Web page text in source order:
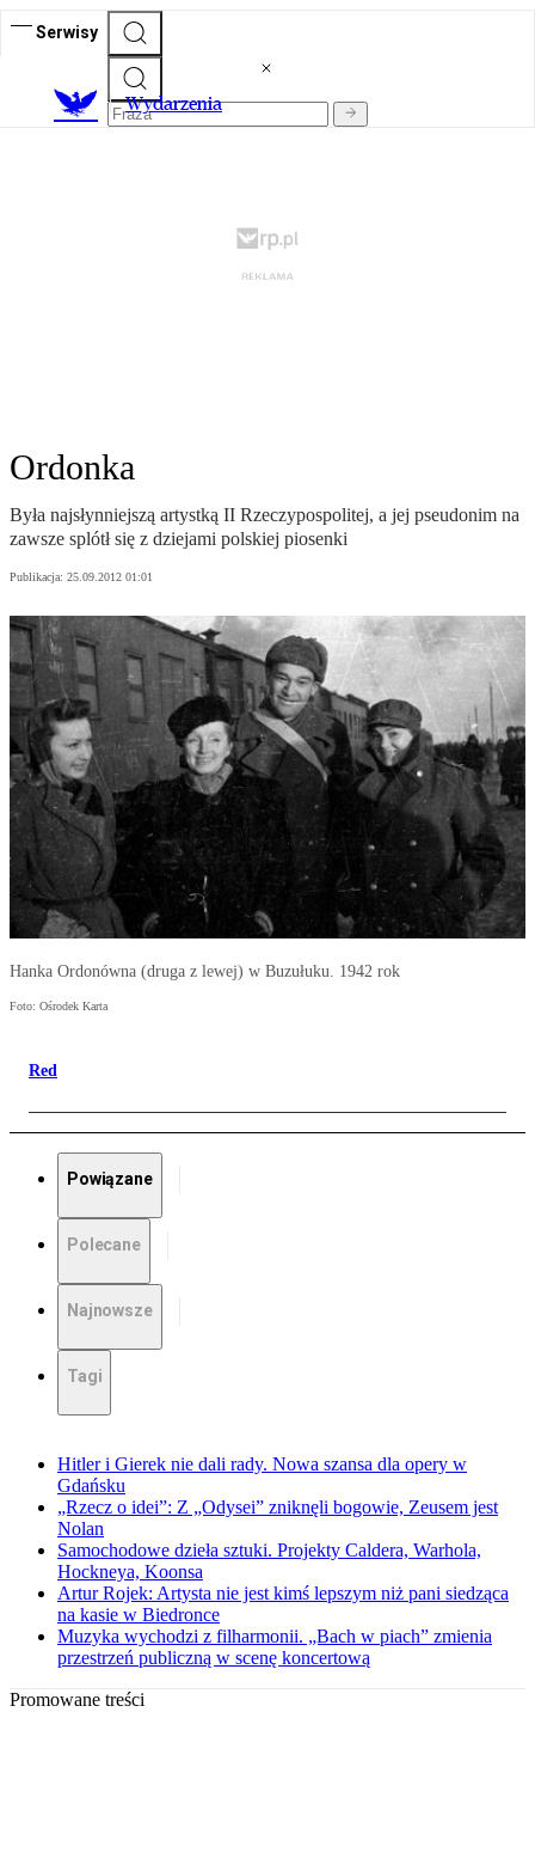
Serwisy
Wydarzenia
Ordonka
Była najsłynniejszą artystką II Rzeczypospolitej, a jej pseudonim na
zawsze splótł się z dziejami polskiej piosenki
Publikacja: 25.09.2012 01:01
Hanka Ordonówna (druga z lewej) w Buzułuku. 1942 rok
Foto: Ośrodek Karta
Red
Powiązane
Polecane
Najnowsze
Tagi
Hitler i Gierek nie dali rady. Nowa szansa dla opery w
Gdańsku
„Rzecz o idei”: Z „Odysei” zniknęli bogowie, Zeusem jest
Nolan
Samochodowe dzieła sztuki. Projekty Caldera, Warhola,
Hockneya, Koonsa
Artur Rojek: Artysta nie jest kimś lepszym niż pani siedząca
na kasie w Biedronce
Muzyka wychodzi z filharmonii. „Bach w piach” zmienia
przestrzeń publiczną w scenę koncertową
Promowane treści